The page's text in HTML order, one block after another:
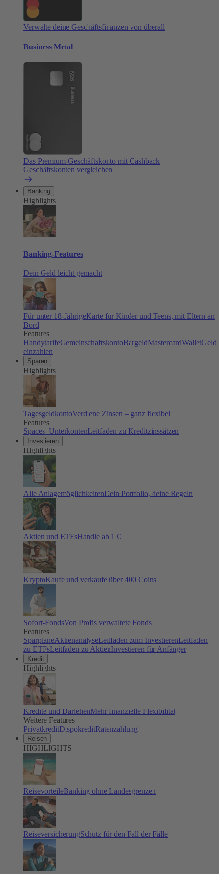
Verwalte deine Geschäftsfinanzen von überall
Business Metal
Das Premium-Geschäftskonto mit Cashback
Geschäftskonten vergleichen
Banking
Highlights
Banking-Features
Dein Geld leicht gemacht
Für unter 18-JährigeKarte für Kinder und Teens, mit Eltern an
Bord
Features
HandytarifeGemeinschaftskontoBargeldMastercardWalletGeld
einzahlen
Sparen
Highlights
TagesgeldkontoVerdiene Zinsen – ganz flexibel
Features
Spaces–UnterkontenLeitfaden zu Kreditzinssätzen
Investieren
Highlights
Alle AnlagemöglichkeitenDein Portfolio, deine Regeln
Aktien und ETFsHandle ab 1 €
KryptoKaufe und verkaufe über 400 Coins
Sofort-FondsVon Profis verwaltete Fonds
Features
SparpläneAktienanalyseLeitfaden zum InvestierenLeitfaden
zu ETFsLeitfaden zu AktienInvestieren für Anfänger
Kredit
Highlights
Kredite und DarlehenMehr finanzielle Flexibilität
Weitere Features
PrivatkreditDispokreditRatenzahlung
Reisen
HIGHLIGHTS
ReisevorteileBanking ohne Landesgrenzen
ReiseversicherungSchutz für den Fall der Fälle